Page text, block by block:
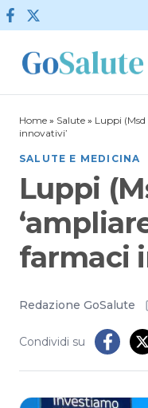
Vai al contenuto
Home » Salute » Luppi
innovativi’
SALUTE E MEDICINA
Luppi
farmaci
Redazione GoSalute
Condividi su